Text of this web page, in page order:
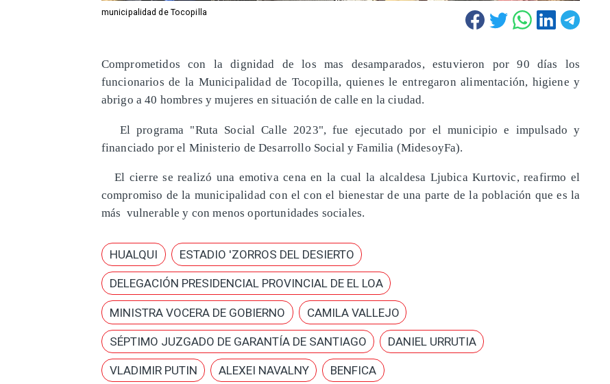
municipalidad de Tocopilla
Comprometidos con la dignidad de los mas desamparados, estuvieron por 90 días los
funcionarios de la Municipalidad de Tocopilla, quienes le entregaron alimentación, higiene y
abrigo a 40 hombres y mujeres en situación de calle en la ciudad.
El programa "Ruta Social Calle 2023", fue ejecutado por el municipio e impulsado y
financiado por el Ministerio de Desarrollo Social y Familia (MidesoyFa).
El cierre se realizó una emotiva cena en la cual la alcaldesa Ljubica Kurtovic, reafirmo el
compromiso de la municipalidad con el con el bienestar de una parte de la población que es la
más vulnerable y con menos oportunidades sociales.
HUALQUI ESTADIO 'ZORROS DEL DESIERTO
DELEGACIÓN PRESIDENCIAL PROVINCIAL DE EL LOA
MINISTRA VOCERA DE GOBIERNO CAMILA VALLEJO
SÉPTIMO JUZGADO DE GARANTÍA DE SANTIAGO DANIEL URRUTIA
VLADIMIR PUTIN ALEXEI NAVALNY BENFICA